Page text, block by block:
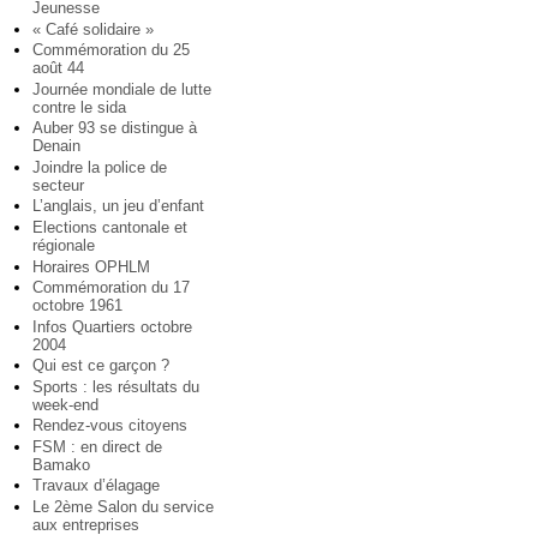
Jeunesse
« Café solidaire »
Commémoration du 25
août 44
Journée mondiale de lutte
contre le sida
Auber 93 se distingue à
Denain
Joindre la police de
secteur
L’anglais, un jeu d’enfant
Elections cantonale et
régionale
Horaires OPHLM
Commémoration du 17
octobre 1961
Infos Quartiers octobre
2004
Qui est ce garçon ?
Sports : les résultats du
week-end
Rendez-vous citoyens
FSM : en direct de
Bamako
Travaux d’élagage
Le 2ème Salon du service
aux entreprises